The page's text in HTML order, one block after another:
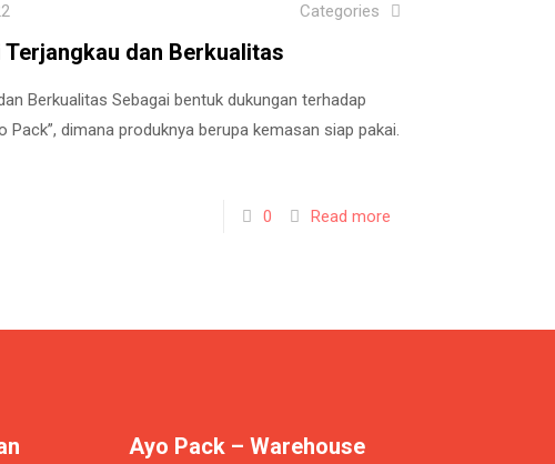
Categories
dan Berkualitas
Berkualitas Sebagai bentuk dukungan terhadap
Pack”, dimana produknya berupa kemasan siap pakai.
0 Read more
Ayo Pack – Warehouse